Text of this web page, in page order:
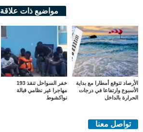
مواضيع ذات علاقة
الأرصاد تتوقع أمطارا مع بداية
الأسبوع وارتفاعا في درجات
الحرارة بالداخل
خفر السواحل تنقذ 193
مهاجرا غير نظامي قبالة
نواكشوط
تواصل معنا